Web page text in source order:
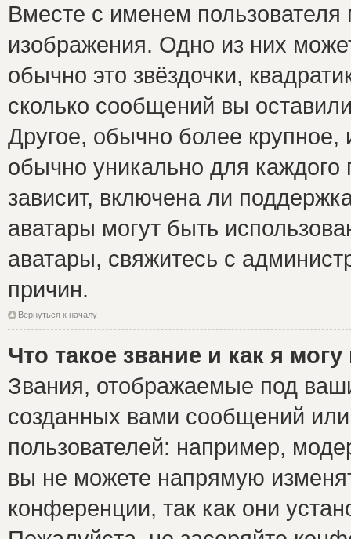
Вместе с именем пользователя
изображения. Одно из них
обычно это звёздочки,
сколько сообщений вы
Другое, обычно более крупное,
обычно уникально для каждого
зависит, включена ли
аватары могут быть
аватары, свяжитесь с
причин.
Вернуться к началу
Что такое звание и как я
Звания, отображаемые под
созданных вами сообщений
пользователей: например,
вы не можете напрямую
конференции, так как они